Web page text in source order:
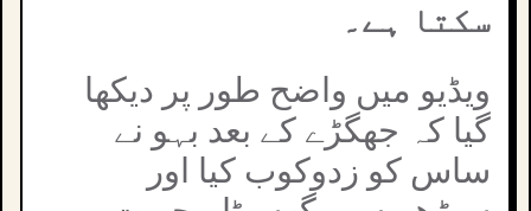
سکتا ہے۔
ویڈیو میں واضح طور پر دیکھا
گیا کہ جھگڑے کے بعد بہو نے
ساس کو زدوکوب کیا اور